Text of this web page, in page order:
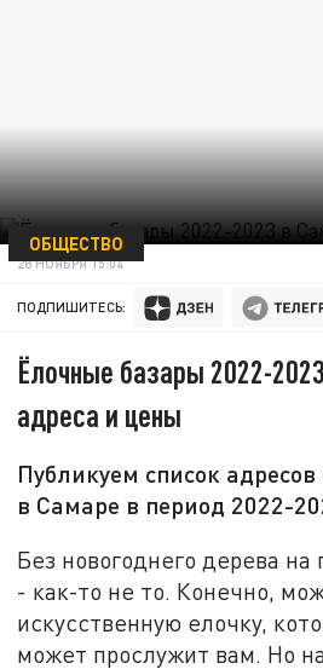
ОБЩЕСТВО
28 НОЯБРЯ 15:04
ПОДПИШИТЕСЬ:
Ёлочные базары 2022-
адреса и цены
Публикуем список
в Самаре в период 2022-
Без новогоднего дерева на
- как-то не то. Конечно,
искусственную елочку,
может прослужит вам. Но